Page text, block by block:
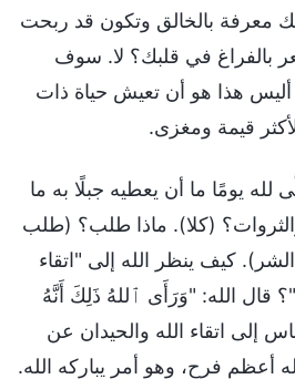
معرفة بالخالق وتكون قد ربحت
بالفراغ في قلبك؟ لا. سوف
أليس هذا هو أن تعيش حياة ذات
قيمة ومغزى.
يومًا ما أن يعطيه جبلًا به ما
(كلا). ماذا طلب؟ (طلب
كيف ينظر الله إلى "اتقاء
قال الله: "وَرَأَى ٱللهُ ذَلِكَ أَنَّهُ
إلى اتقاء الله والحيدان عن
أعظم فرح، وهو أمر يباركه الله.